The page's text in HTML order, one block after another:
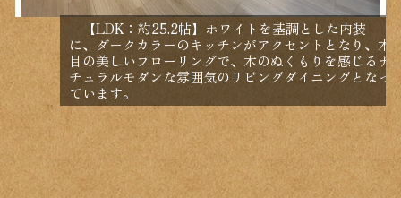
【LDK：約25.2帖】ホワイトを基調とした内装
に、ダークカラーのキッチンがアクセントとなり、木
目の美しいフローリングで、木のぬくもりを感じるナ
チュラルモダンな雰囲気のリビングダイニングとなっ
ています。